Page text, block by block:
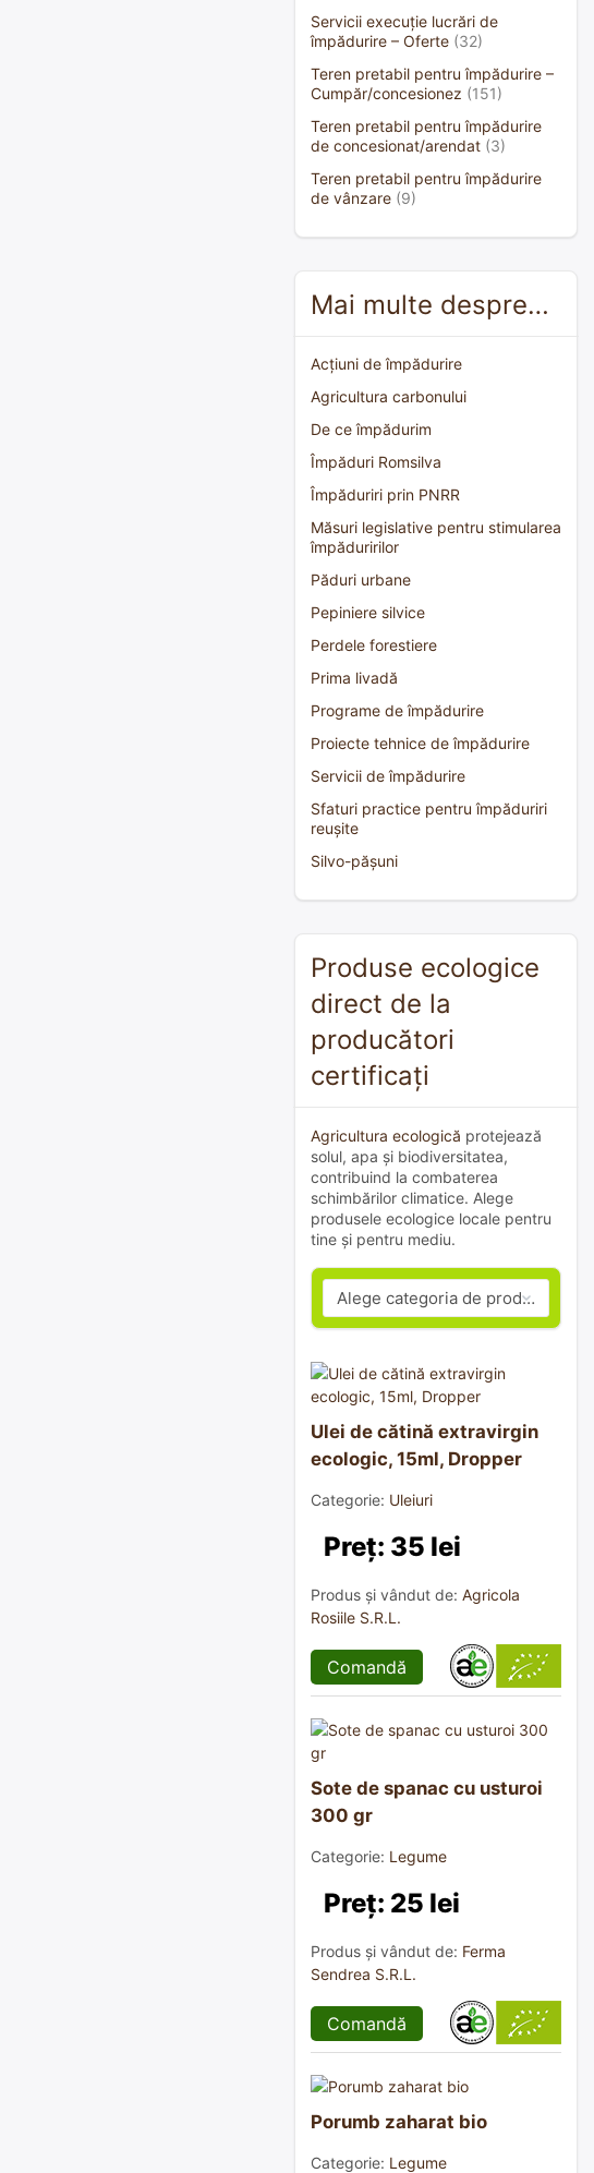
Servicii execuție lucrări de
împădurire – Oferte (32)
Teren pretabil pentru împădurire –
Cumpăr/concesionez (151)
Teren pretabil pentru împădurire
de concesionat/arendat (3)
Teren pretabil pentru împădurire
de vânzare (9)
Mai multe despre…
Acțiuni de împădurire
Agricultura carbonului
De ce împădurim
Împăduri Romsilva
Împăduriri prin PNRR
Măsuri legislative pentru stimularea
împăduririlor
Păduri urbane
Pepiniere silvice
Perdele forestiere
Prima livadă
Programe de împădurire
Proiecte tehnice de împădurire
Servicii de împădurire
Sfaturi practice pentru împăduriri
reușite
Silvo-pășuni
Produse ecologice
direct de la
producători
certificați
Agricultura ecologică protejează
solul, apa și biodiversitatea,
contribuind la combaterea
schimbărilor climatice. Alege
produsele ecologice locale pentru
tine și pentru mediu.
Ulei de cătină extravirgin
ecologic, 15ml, Dropper
Categorie: Uleiuri
Preț: 35 lei
Produs și vândut de: Agricola
Rosiile S.R.L.
Comandă
Sote de spanac cu usturoi
300 gr
Categorie: Legume
Preț: 25 lei
Produs și vândut de: Ferma
Sendrea S.R.L.
Comandă
Porumb zaharat bio
Categorie: Legume